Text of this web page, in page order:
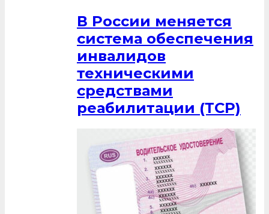
В России меняется
система обеспечения
инвалидов
техническими
средствами
реабилитации (ТСР)